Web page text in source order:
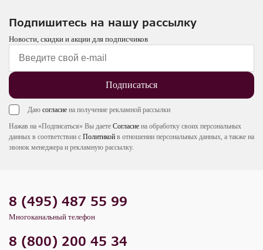
Подпишитесь на нашу рассылку
Новости, скидки и акции для подписчиков
Подписаться
Даю согласие на получение рекламной рассылки
Нажав на «Подписаться» Вы даете Согласие на обработку своих персональных
данных в соответствии с Политикой в отношении персональных данных, а также на
звонок менеджера и рекламную рассылку.
8 (495) 487 55 99
Многоканальный телефон
8 (800) 200 45 34